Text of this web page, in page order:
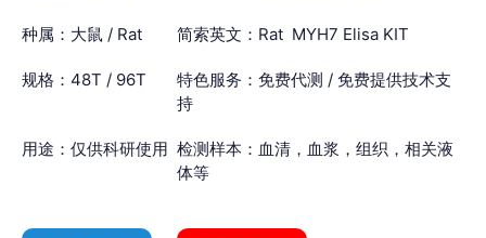
种属：大鼠 / Rat 简索英文：Rat MYH7 Elisa KIT
规格：48T / 96T
特色服务：免费代测 / 免费提供技术支
持
用途：仅供科研使用 检测样本：血清，血浆，组织，相关液
体等